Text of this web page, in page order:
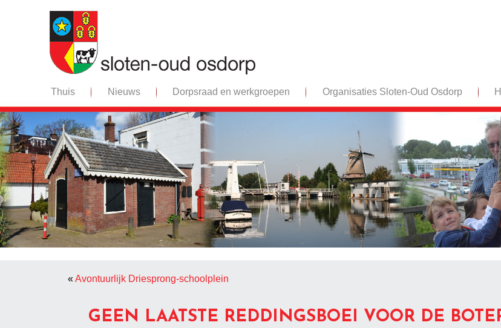
Thuis Nieuws Dorpsraad en werkgroepen Organisaties Sloten-Oud Osdorp
«Avontuurlijk Driesprong-schoolplein
GEEN LAATSTE REDDINGSBOEI VOOR DE